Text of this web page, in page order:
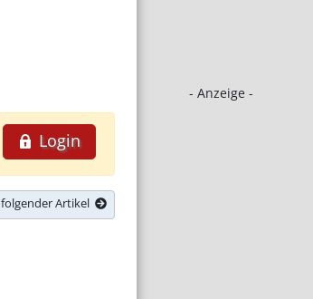
- Anzeige -
Login
Artikel